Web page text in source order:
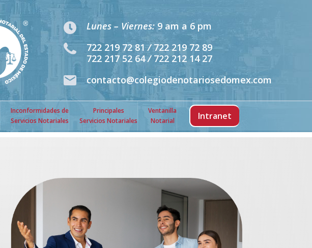
Lunes – Viernes:9 am a 6 pm
722 219 72 81/722 219 72 89
722 217 52 64/722 212 14 27
contacto@colegiodenotariosedomex.com
Inconformidades de
Servicios Notariales
Principales
Servicios Notariales
Ventanilla
Notarial
Intranet